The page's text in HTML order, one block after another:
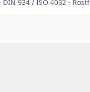
934 / ISO 4032 -